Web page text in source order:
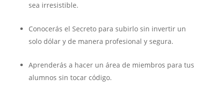
sea irresistible.
Conocerás el Secreto para subirlo sin invertir un
solo dólar y de manera profesional y segura.
Aprenderás a hacer un área de miembros para tus
alumnos sin tocar código.